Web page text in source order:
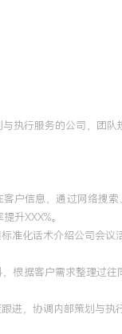
执行服务的公司，团
户信息，通过网络搜
升XXX%。
准化话术介绍公司会
根据客户需求整理过
进，协调内部策划与